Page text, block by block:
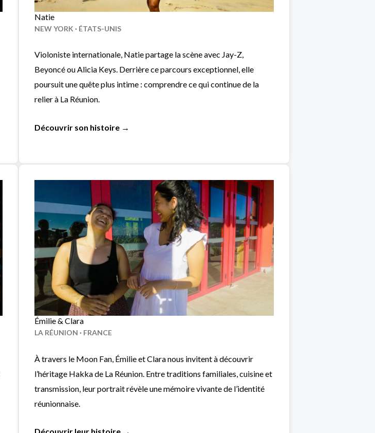
Natie
NEW YORK · ÉTATS-UNIS
Violoniste internationale, Natie partage la scène avec Jay-Z,
Beyoncé ou Alicia Keys. Derrière ce parcours exceptionnel, elle
poursuit une quête plus intime : comprendre ce qui continue de la
relier à La Réunion.
Découvrir son histoire →
Émilie & Clara
LA RÉUNION · FRANCE
À travers le Moon Fan, Émilie et Clara nous invitent à découvrir
l’héritage Hakka de La Réunion. Entre traditions familiales, cuisine et
transmission, leur portrait révèle une mémoire vivante de l’identité
réunionnaise.